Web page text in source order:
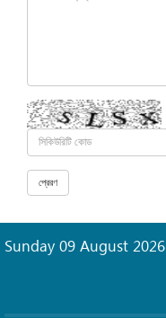
Sunday 09 August 2026